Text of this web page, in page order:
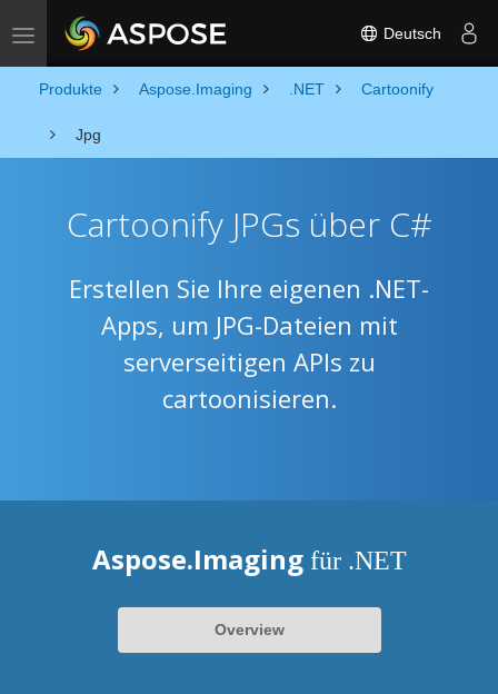
Toggle navigation Deutsch
Produkte Aspose.Imaging .NET Cartoonify
Jpg
Cartoonify JPGs über C#
Erstellen Sie Ihre eigenen .NET-
Apps, um JPG-Dateien mit
serverseitigen APIs zu
cartoonisieren.
Aspose.Imaging für .NET
Overview